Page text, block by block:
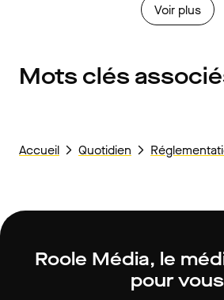
Voir plus
Mots clés
Accueil Quotidien
Roole Média, le
pour vous